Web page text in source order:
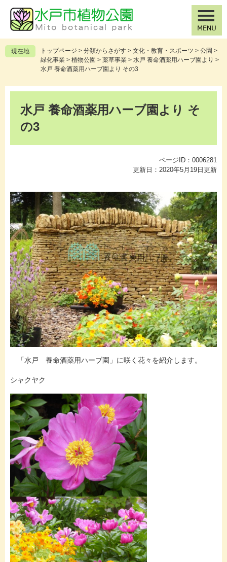
の
先
頭
ー
を
飛
現在地 トップページ > 分類からさがす > 文化・教育・スポーツ > 公園 >
緑化事業 > 植物公園 > 薬草事業 > 水戸 養命酒薬用ハーブ園より >
水戸 養命酒薬用ハーブ園より その3
水戸 養命酒薬用ハーブ園より そ
の3
ページID：0006281
更新日：2020年5月19日更新
「水戸 養命酒薬用ハーブ園」に咲く花々を紹介します。
シャクヤク